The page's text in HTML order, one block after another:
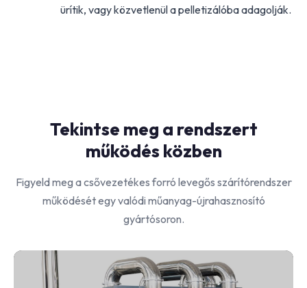
ürítik, vagy közvetlenül a pelletizálóba adagolják.
Tekintse meg a rendszert
működés közben
Figyeld meg a csővezetékes forró levegős szárítórendszer
működését egy valódi műanyag-újrahasznosító
gyártósoron.